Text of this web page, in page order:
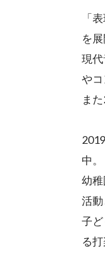
「
を展
現
やコ
ま
中。
幼
活
子
る